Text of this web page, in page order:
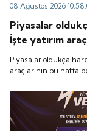
08 Ağustos 2026
Piyasalar
İşte yatırım
Piyasalar oldukça
araçlarının bu hafta